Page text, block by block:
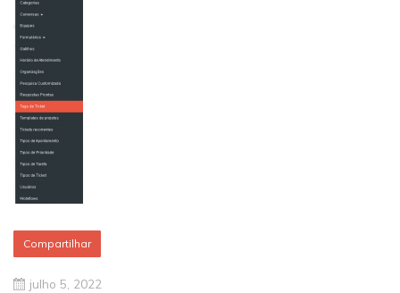
Compartilhar
julho 5, 2022